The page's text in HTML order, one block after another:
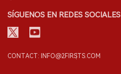
SÍGUENOS EN REDES SOCIALES
CONTACT: INFO@2FIRSTS.COM